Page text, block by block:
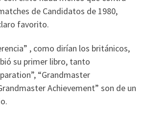
de Candidatos de 1980,
favorito.
, como dirían los británicos,
su primer libro, tanto
“Grandmaster
Achievement” son de un